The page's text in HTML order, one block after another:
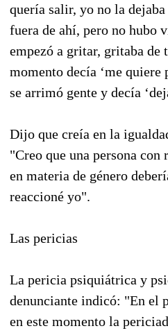
quería salir, yo no la
fuera de ahí, pero no hubo
empezó a gritar, gritaba de
momento decía ‘me quiere
se arrimó gente y decía
Dijo que creía en la
"Creo que una persona con
en materia de género
reaccioné yo".
Las pericias
La pericia psiquiátrica y
denunciante indicó: "En el
en este momento la